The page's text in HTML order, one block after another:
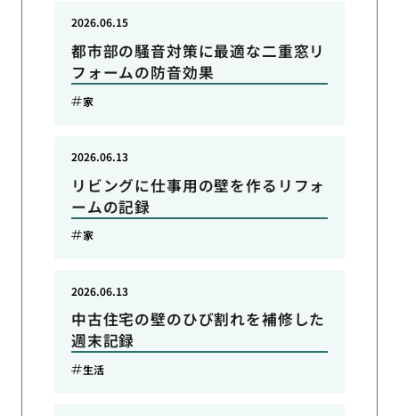
都市部の騒音対策に最適な二重窓リ
フォームの防音効果
2026.06.15
家
リビングに仕事用の壁を作るリフォ
ームの記録
2026.06.13
家
中古住宅の壁のひび割れを補修した
週末記録
2026.06.13
生活